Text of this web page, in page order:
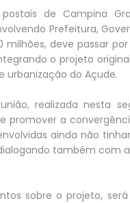
de Campina
Prefeitura,
deve passar
o projeto
urbanização do Açude.
realizada nesta
promover a
ainda não
também com a
sobre o projeto,